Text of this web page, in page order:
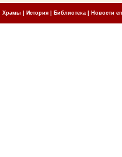
Храмы История| Библиотека Новости